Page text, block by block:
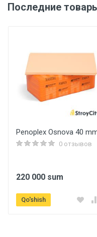
Основные
Литокол C.00 белая-
Бренд
Litokol
Страна производитель
Размеры
5 kg.
Последние
Penoplex Osnova 40
0 отзывов
220 000 sum
Qo'shish